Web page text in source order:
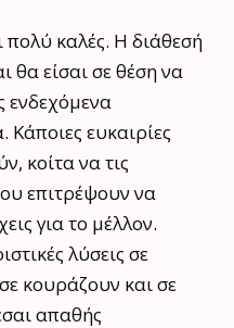
πολύ καλές. Η διάθεσή
θα είσαι σε θέση να
ενδεχόμενα
ευκαιρίες
κοίτα να τις
επιτρέψουν να
για το μέλλον.
λύσεις σε
κουράζουν και σε
απαθής